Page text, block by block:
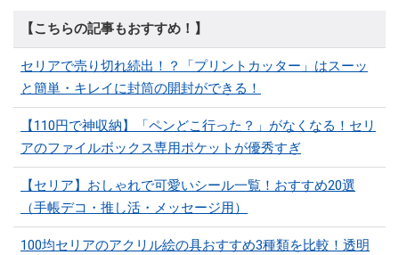
【こちらの記事もおすすめ！】
セリアで売り切れ続出！？「プリントカッター」はスーッ
と簡単・キレイに封筒の開封ができる！
【110円で神収納】「ペンどこ行った？」がなくなる！セリ
アのファイルボックス専用ポケットが優秀すぎ
【セリア】おしゃれで可愛いシール一覧！おすすめ20選
（手帳デコ・推し活・メッセージ用）
100均セリアのアクリル絵の具おすすめ3種類を比較！透明